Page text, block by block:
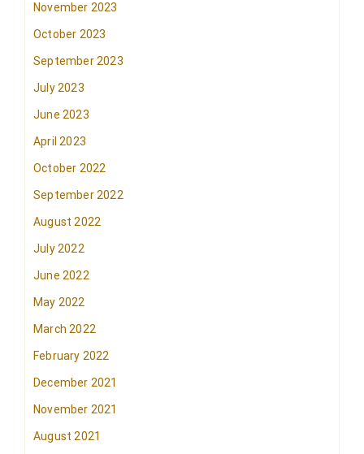
November 2023
October 2023
September 2023
July 2023
June 2023
April 2023
October 2022
September 2022
August 2022
July 2022
June 2022
May 2022
March 2022
February 2022
December 2021
November 2021
August 2021